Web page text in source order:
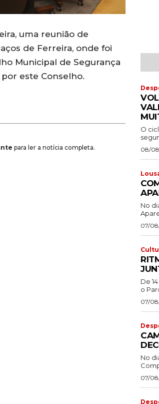
uma reunião de
de Ferreira, onde foi
Municipal de Segurança
este Conselho.
para ler a notícia completa.
O
08/
No
07/
De
o
07/
No
07/